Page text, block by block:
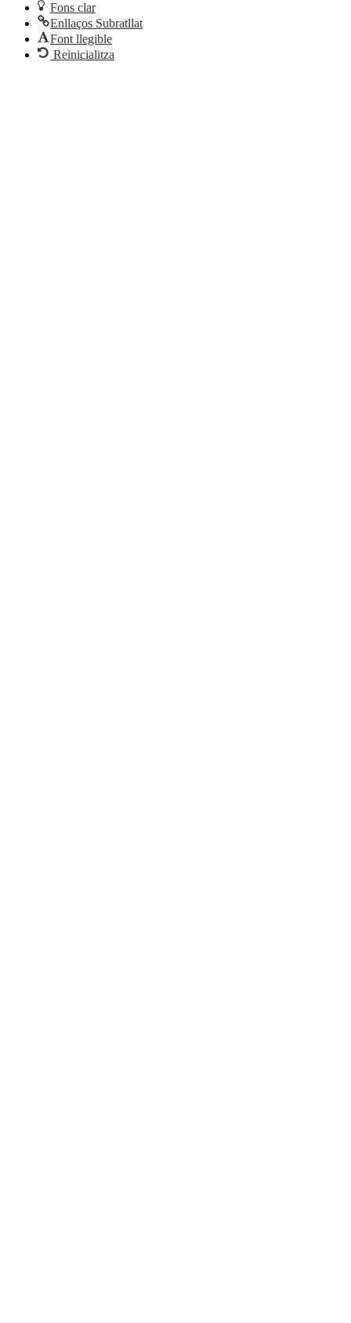
Fons clar
Enllaços Subratllat
Font llegible
Reinicialitza